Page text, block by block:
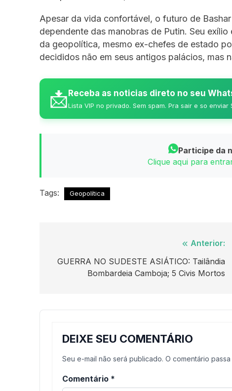
Apesar da vida confortável, o futuro de
dependente das manobras de Putin. Seu
da geopolítica, mesmo ex-chefes de estado
decididos não em seus antigos palácios, mas
📩Receba as noticias direto no seu
Lista VIP no privado. Sem spam. Pra sair e so enviar
Participe da
Clique aqui para
Tags: Geopolítica
de
Anterior:
GUERRA NO SUDESTE ASIÁTICO: Tailândia
Bombardeia Camboja; 5 Civis Mortos
DEIXE SEU COMENTÁRIO
Seu e-mail não será publicado. O comentário
Comentário *